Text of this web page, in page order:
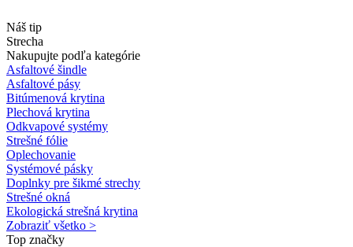
Náš tip
Strecha
Nakupujte podľa kategórie
Asfaltové šindle
Asfaltové pásy
Bitúmenová krytina
Plechová krytina
Odkvapové systémy
Strešné fólie
Oplechovanie
Systémové pásky
Doplnky pre šikmé strechy
Strešné okná
Ekologická strešná krytina
Zobraziť všetko >
Top značky